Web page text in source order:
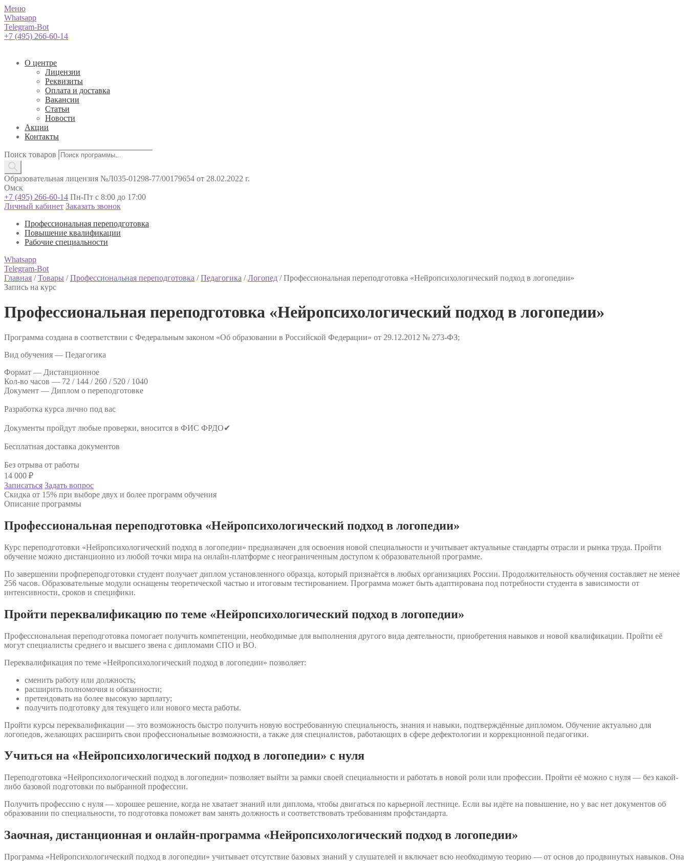
Меню
Whatsapp
Telegram-Bot
+7 (495) 266-60-14
О центре
Лицензии
Реквизиты
Оплата и доставка
Вакансии
Статьи
Новости
Акции
Контакты
Поиск товаров
Образовательная лицензия №Л035-01298-77/00179654 от 28.02.2022 г.
Омск
+7 (495) 266-60-14 Пн-Пт с 8:00 до 17:00
Личный кабинет Заказать звонок
Профессиональная переподготовка
Повышение квалификации
Рабочие специальности
Whatsapp
Telegram-Bot
Главная /Товары /Профессиональная переподготовка /Педагогика /Логопед /Профессиональная переподготовка «Нейропсихологический подход в логопедии»
Запись на курс
Профессиональная переподготовка «Нейропсихологический подход в логопедии»
Программа создана в соответствии с Федеральным законом «Об образовании в Российской Федерации» от 29.12.2012 № 273-ФЗ;
Вид обучения — Педагогика
Формат — Дистанционное
Кол-во часов — 72 / 144 / 260 / 520 / 1040
Документ — Диплом о переподготовке
Разработка курса лично под вас
Документы пройдут любые проверки, вносится в ФИС ФРДО✔
Бесплатная доставка документов
Без отрыва от работы
14 000 ₽
Записаться Задать вопрос
Скидка от 15% при выборе двух и более программ обучения
Описание программы
Профессиональная переподготовка «Нейропсихологический подход в логопедии»
Курс переподготовки «Нейропсихологический подход в логопедии» предназначен для освоения новой специальности и учитывает актуальные стандарты отрасли и рынка труда. Пройти
обучение можно дистанционно из любой точки мира на онлайн-платформе с неограниченным доступом к образовательной программе.
По завершении профпереподготовки студент получает диплом установленного образца, который признаётся в любых организациях России. Продолжительность обучения составляет не менее
256 часов. Образовательные модули оснащены теоретической частью и итоговым тестированием. Программа может быть адаптирована под потребности студента в зависимости от
интенсивности, сроков и специфики.
Пройти переквалификацию по теме «Нейропсихологический подход в логопедии»
Профессиональная переподготовка помогает получить компетенции, необходимые для выполнения другого вида деятельности, приобретения навыков и новой квалификации. Пройти её
могут специалисты среднего и высшего звена с дипломами СПО и ВО.
Переквалификация по теме «Нейропсихологический подход в логопедии» позволяет:
сменить работу или должность;
расширить полномочия и обязанности;
претендовать на более высокую зарплату;
получить подготовку для текущего или нового места работы.
Пройти курсы переквалификации — это возможность быстро получить новую востребованную специальность, знания и навыки, подтверждённые дипломом. Обучение актуально для
логопедов, желающих расширить свои профессиональные возможности, а также для специалистов, работающих в сфере дефектологии и коррекционной педагогики.
Учиться на «Нейропсихологический подход в логопедии» с нуля
Переподготовка «Нейропсихологический подход в логопедии» позволяет выйти за рамки своей специальности и работать в новой роли или профессии. Пройти её можно с нуля — без какой-
либо базовой подготовки по выбранной профессии.
Получить профессию с нуля — хорошее решение, когда не хватает знаний или диплома, чтобы двигаться по карьерной лестнице. Если вы идёте на повышение, но у вас нет документов об
образовании по специальности, то подготовка поможет вам занять должность и соответствовать требованиям профстандарта.
Заочная, дистанционная и онлайн-программа «Нейропсихологический подход в логопедии»
Программа «Нейропсихологический подход в логопедии» учитывает отсутствие базовых знаний у слушателей и включает всю необходимую теорию — от основ до продвинутых навыков. Она